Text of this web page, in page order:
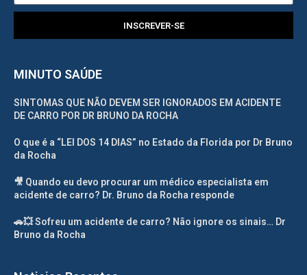
INSCREVER-SE
MINUTO SAÚDE
SINTOMAS QUE NÃO DEVEM SER IGNORADOS EM ACIDENTE
DE CARRO POR DR BRUNO DA ROCHA
O que é a “LEI DOS 14 DIAS” no Estado da Florida por Dr Bruno
da Rocha
🎥 Quando eu devo procurar um médico especialista em
acidente de carro? Dr. Bruno da Rocha responde
🚗💥 Sofreu um acidente de carro? Não ignore os sinais… Dr
Bruno da Rocha